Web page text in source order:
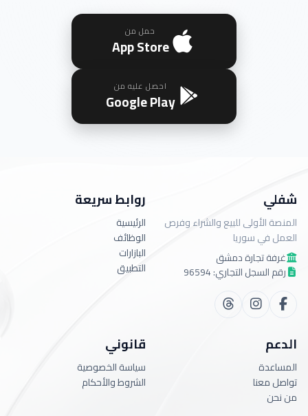
حمل من
App Store
احصل عليه من
Google Play
شفلي
المنصة الأولى للبيع والشراء وفرص
العمل في سوريا
غرفة تجارة دمشق
رقم السجل التجاري: 96594
روابط سريعة
الرئيسية
الوظائف
البازارات
التطبيق
الدعم
المساعدة
تواصل معنا
من نحن
قانوني
سياسة الخصوصية
الشروط والأحكام